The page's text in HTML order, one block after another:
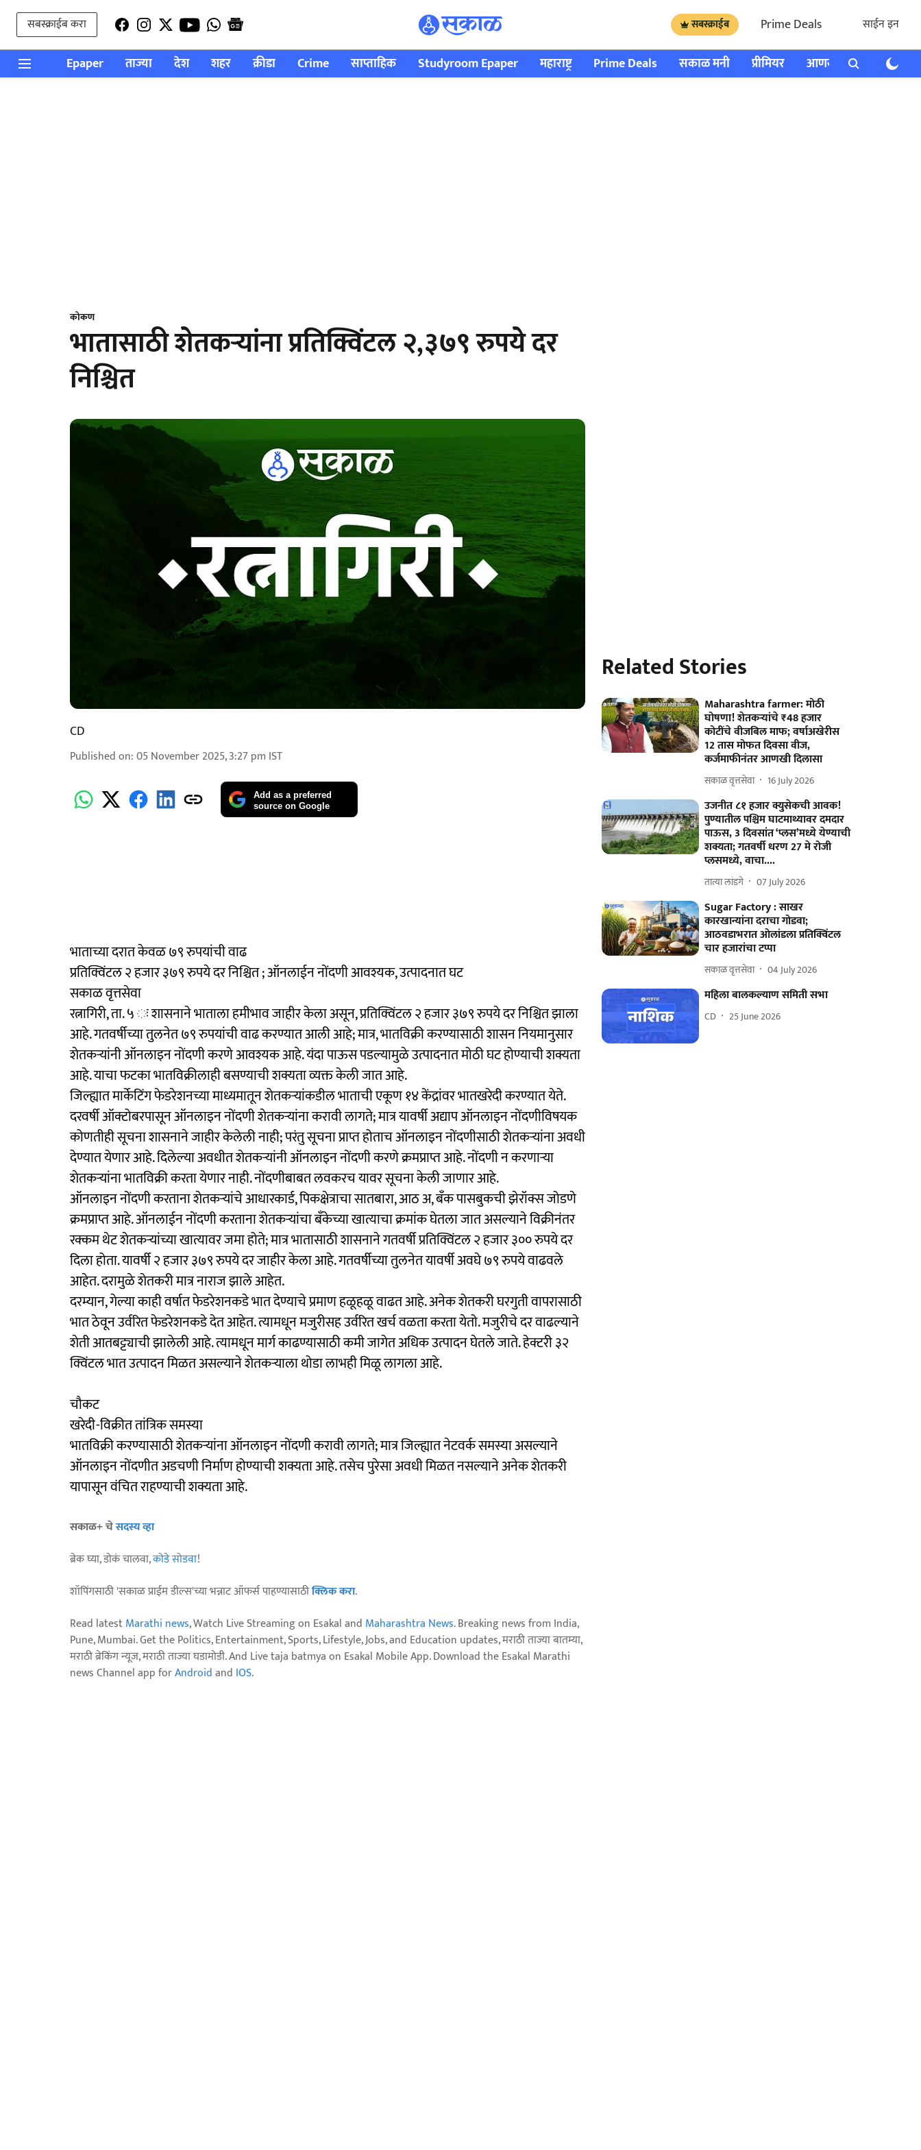
सबस्क्राईब करा सबस्क्राईब Prime Deals साईन इन
Epaper ताज्या देश शहर क्रीडा Crime साप्ताहिक Studyroom Epaper महाराष्ट्र Prime Deals सकाळ मनी प्रीमियर आणखी राशी भविष्य
कोकण
भातासाठी शेतकऱ्यांना प्रतिक्विंटल २,३७९ रुपये दर
निश्चित
CD
Published on:05 November 2025, 3:27 pm IST
Add as a preferred
source on Google
भाताच्या दरात केवळ ७९ रुपयांची वाढ
प्रतिक्विंटल २ हजार ३७९ रुपये दर निश्चित ; ऑनलाईन नोंदणी आवश्यक, उत्पादनात घट
सकाळ वृत्तसेवा
रत्नागिरी, ता. ५ ः शासनाने भाताला हमीभाव जाहीर केला असून, प्रतिक्विंटल २ हजार ३७९ रुपये दर निश्चित झाला
आहे. गतवर्षीच्या तुलनेत ७९ रुपयांची वाढ करण्यात आली आहे; मात्र, भातविक्री करण्यासाठी शासन नियमानुसार
शेतकऱ्यांनी ऑनलाइन नोंदणी करणे आवश्यक आहे. यंदा पाऊस पडल्यामुळे उत्पादनात मोठी घट होण्याची शक्यता
आहे. याचा फटका भातविक्रीलाही बसण्याची शक्यता व्यक्त केली जात आहे.
जिल्ह्यात मार्केटिंग फेडरेशनच्या माध्यमातून शेतकऱ्यांकडील भाताची एकूण १४ केंद्रांवर भातखरेदी करण्यात येते.
दरवर्षी ऑक्टोबरपासून ऑनलाइन नोंदणी शेतकऱ्यांना करावी लागते; मात्र यावर्षी अद्याप ऑनलाइन नोंदणीविषयक
कोणतीही सूचना शासनाने जाहीर केलेली नाही; परंतु सूचना प्राप्त होताच ऑनलाइन नोंदणीसाठी शेतकऱ्यांना अवधी
देण्यात येणार आहे. दिलेल्या अवधीत शेतकऱ्यांनी ऑनलाइन नोंदणी करणे क्रमप्राप्त आहे. नोंदणी न करणाऱ्या
शेतकऱ्यांना भातविक्री करता येणार नाही. नोंदणीबाबत लवकरच यावर सूचना केली जाणार आहे.
ऑनलाइन नोंदणी करताना शेतकऱ्यांचे आधारकार्ड, पिकक्षेत्राचा सातबारा, आठ अ, बॅंक पासबुकची झेरॉक्स जोडणे
क्रमप्राप्त आहे. ऑनलाईन नोंदणी करताना शेतकऱ्यांचा बॅंकेच्या खात्याचा क्रमांक घेतला जात असल्याने विक्रीनंतर
रक्कम थेट शेतकऱ्यांच्या खात्यावर जमा होते; मात्र भातासाठी शासनाने गतवर्षी प्रतिक्विंटल २ हजार ३०० रुपये दर
दिला होता. यावर्षी २ हजार ३७९ रुपये दर जाहीर केला आहे. गतवर्षीच्या तुलनेत यावर्षी अवघे ७९ रुपये वाढवले
आहेत. दरामुळे शेतकरी मात्र नाराज झाले आहेत.
दरम्यान, गेल्या काही वर्षात फेडरेशनकडे भात देण्याचे प्रमाण हळूहळू वाढत आहे. अनेक शेतकरी घरगुती वापरासाठी
भात ठेवून उर्वरित फेडरेशनकडे देत आहेत. त्यामधून मजुरीसह उर्वरित खर्च वळता करता येतो. मजुरीचे दर वाढल्याने
शेती आतबट्ट्याची झालेली आहे. त्यामधून मार्ग काढण्यासाठी कमी जागेत अधिक उत्पादन घेतले जाते. हेक्टरी ३२
क्विंटल भात उत्पादन मिळत असल्याने शेतकऱ्याला थोडा लाभही मिळू लागला आहे.
चौकट
खरेदी-विक्रीत तांत्रिक समस्या
भातविक्री करण्यासाठी शेतकऱ्यांना ऑनलाइन नोंदणी करावी लागते; मात्र जिल्ह्यात नेटवर्क समस्या असल्याने
ऑनलाइन नोंदणीत अडचणी निर्माण होण्याची शक्यता आहे. तसेच पुरेसा अवधी मिळत नसल्याने अनेक शेतकरी
यापासून वंचित राहण्याची शक्यता आहे.
सकाळ+ चेसदस्य व्हा
ब्रेक घ्या, डोकं चालवा,कोडे सोडवा!
शॉपिंगसाठी 'सकाळ प्राईम डील्स'च्या भन्नाट ऑफर्स पाहण्यासाठीक्लिक करा.
Read latestMarathi news, Watch Live Streaming on Esakal and Maharashtra News. Breaking news from India,
Pune, Mumbai. Get the Politics, Entertainment, Sports, Lifestyle, Jobs, and Education updates, मराठी ताज्या बातम्या,
मराठी ब्रेकिंग न्यूज, मराठी ताज्या घडामोडी. And Live taja batmya on Esakal Mobile App. Download the Esakal Marathi
news Channel app forAndroidand IOS.
Related Stories
Maharashtra farmer: मोठी
घोषणा! शेतकऱ्यांचे ₹48 हजार
कोटींचे वीजबिल माफ; वर्षाअखेरीस
12 तास मोफत दिवसा वीज,
कर्जमाफीनंतर आणखी दिलासा
सकाळ वृत्तसेवा 16 July 2026
उजनीत ८१ हजार क्युसेकची आवक!
पुण्यातील पश्चिम घाटमाथ्यावर दमदार
पाऊस, 3 दिवसांत ‘प्लस’मध्ये येण्याची
शक्यता; गतवर्षी धरण 27 मे रोजी
प्लसमध्ये, वाचा....
तात्या लांडगे 07 July 2026
Sugar Factory : साखर
कारखान्यांना दराचा गोडवा;
आठवडाभरात ओलांडला प्रतिक्विंटल
चार हजारांचा टप्पा
सकाळ वृत्तसेवा 04 July 2026
महिला बालकल्याण समिती सभा
CD 25 June 2026